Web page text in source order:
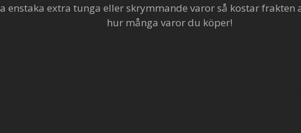
enstaka extra tunga eller skrymmande varor så kostar
hur många varor du köper!